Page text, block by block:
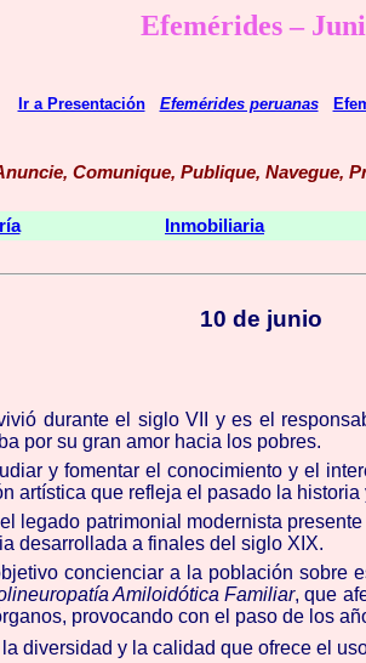
Efemérides –
Ir a Presentación Efemérides peruanas
Comunique, Publique, Navegue,
Inmobiliaria
10 de junio
durante el siglo VII y es el
por su gran amor hacia los pobres.
y fomentar el conocimiento y el
artística que refleja el pasado la
legado patrimonial modernista
desarrollada a finales del siglo XIX.
concienciar a la población sobre
Amiloidótica Familiar, que
provocando con el paso de los
diversidad y la calidad que ofrece el